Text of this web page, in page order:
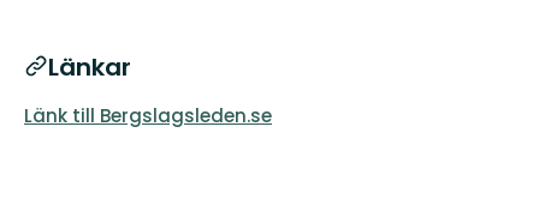
Länkar
Länk till Bergslagsleden.se